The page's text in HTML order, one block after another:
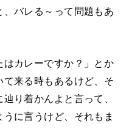
バレる～って問題もあ
カレーですか？」とか
来る時もあるけど、そ
り着かんよと言って、
に言うけど、それもま